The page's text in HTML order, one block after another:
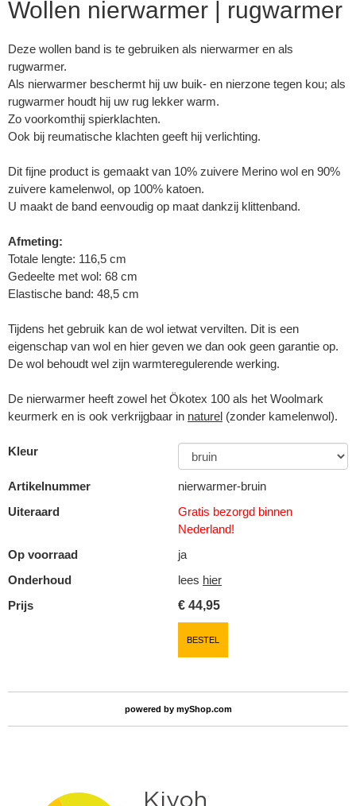
Wollen nierwarmer | rugwarmer
Deze wollen band is te gebruiken als nierwarmer en als
rugwarmer.
Als nierwarmer beschermt hij uw buik- en nierzone tegen kou; als
rugwarmer houdt hij uw rug lekker warm.
Zo voorkomthij spierklachten.
Ook bij reumatische klachten geeft hij verlichting.
Dit fijne product is gemaakt van 10% zuivere Merino wol en 90%
zuivere kamelenwol, op 100% katoen.
U maakt de band eenvoudig op maat dankzij klittenband.
Afmeting:
Totale lengte: 116,5 cm
Gedeelte met wol: 68 cm
Elastische band: 48,5 cm
Tijdens het gebruik kan de wol ietwat vervilten. Dit is een
eigenschap van wol en hier geven we dan ook geen garantie op.
De wol behoudt wel zijn warmteregulerende werking.
De nierwarmer heeft zowel het Ökotex 100 als het Woolmark
keurmerk en is ook verkrijgbaar in naturel (zonder kamelenwol).
Kleur
Artikelnummer
nierwarmer-bruin
Uiteraard
Gratis bezorgd binnen
Nederland!
Op voorraad
ja
Onderhoud
lees hier
Prijs
€ 44,95
BESTEL
powered by myShop.com